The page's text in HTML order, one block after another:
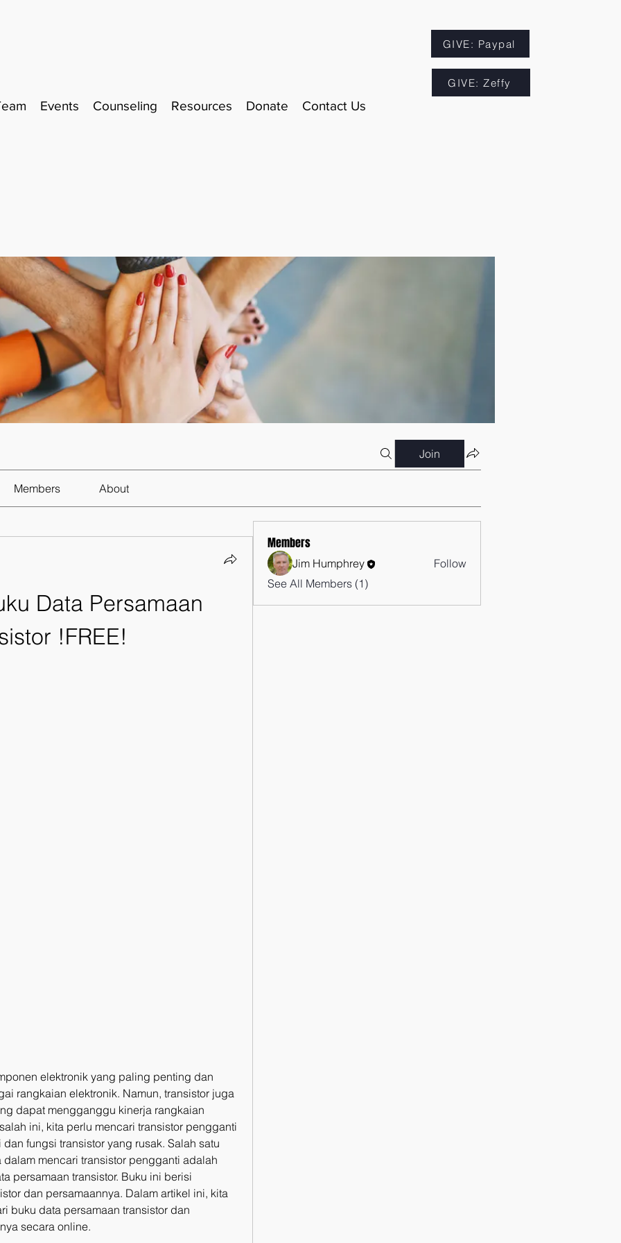
GIVE: Paypal
GIVE: Zeffy
Events Counseling Resources Donate Contact Us
Join
Members About
Data Persamaan
!FREE!
elektronik yang paling penting dan
rangkaian elektronik. Namun, transistor juga
dapat mengganggu kinerja rangkaian
ini, kita perlu mencari transistor pengganti
fungsi transistor yang rusak. Salah satu
mencari transistor pengganti adalah
persamaan transistor. Buku ini berisi
dan persamaannya. Dalam artikel ini, kita
buku data persamaan transistor dan
secara online.
Members
Jim Humphrey
Follow
See All Members (1)